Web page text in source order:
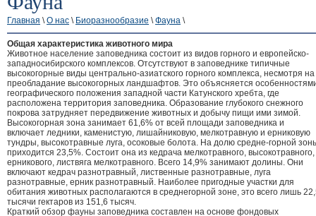
Главная \О нас \ Биоразнообразие \Фауна \
Общая характеристика животного мира
Животное население заповедника состоит из видов горного и европейско-
западносибирского комплексов. Отсутствуют в заповеднике типичные
высокогорные виды центрально-азиатского горного комплекса, несмотря на
преобладание высокогорных ландшафтов. Это объясняется
географического положения западной части Катунского хребта, где
расположена территория заповедника. Образование глубокого снежного
покрова затрудняет передвижение животных и добычу пищи ими зимой.
Высокогорная зона занимает 61,6% от всей площади заповедника и
включает ледники, каменистую, лишайниковую, мелкотравную и ерниковую
тундры, высокотравные луга, осоковые болота. На долю средне-горной
приходится 23,5%. Состоит она из кедрача мелкотравного, высокотравного,
ерникового, листвяга мелкотравного. Всего 14,9% занимают долины. Они
включают кедрач разнотравный, лиственные разнотравные, луга
разнотравные, ерник разнотравный. Наиболее пригодные участки для
обитания животных располагаются в среднегорной зоне, это всего лишь
тысячи гектаров из 151,6 тысяч.
Краткий обзор фауны заповедника составлен на основе фондовых